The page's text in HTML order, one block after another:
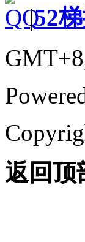
|52
返回顶